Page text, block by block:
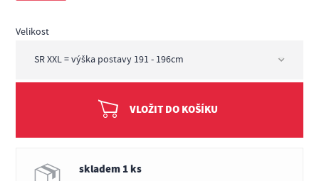
Velikost
VLOŽIT DO KOŠÍKU
skladem 1 ks